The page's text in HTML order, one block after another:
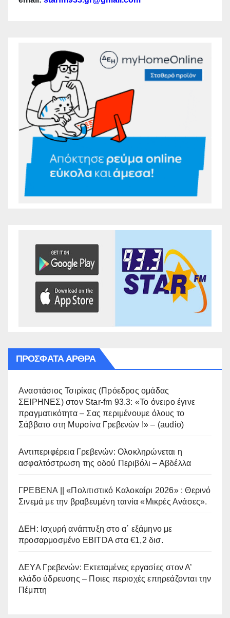
ΠΡΌΣΦΑΤΑ ΆΡΘΡΑ
Αναστάσιος Τσιρίκας (Πρόεδρος ομάδας
ΣΕΙΡΗΝΕΣ) στον Star-fm 93.3: «Το όνειρο έγινε
πραγματικότητα – Σας περιμένουμε όλους το
Σάββατο στη Μυρσίνα Γρεβενών !» – (audio)
Αντιπεριφέρεια Γρεβενών: Ολοκληρώνεται η
ασφαλτόστρωση της οδού Περιβόλι – Αβδέλλα
ΓΡΕΒΕΝΑ || «Πολιτιστικό Καλοκαίρι 2026» : Θερινό
Σινεμά με την βραβευμένη ταινία «Μικρές Ανάσες».
ΔΕΗ: Ισχυρή ανάπτυξη στο α΄ εξάμηνο με
προσαρμοσμένο EBITDA στα €1,2 δισ.
ΔΕΥΑ Γρεβενών: Εκτεταμένες εργασίες στον Α’
κλάδο ύδρευσης – Ποιες περιοχές επηρεάζονται την
Πέμπτη